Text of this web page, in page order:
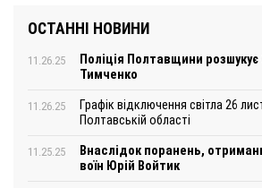
ОСТАННІ НОВИНИ
11.26.25
Поліція Полтавщини
Тимченко
11.26.25
Графік відключення світла 26
Полтавській області
11.25.25
Внаслідок поранень,
воїн Юрій Войтик